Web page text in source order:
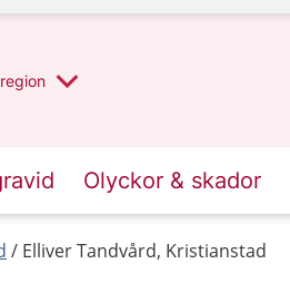
region
Olyckor & skador
Elliver Tandvård, Kristianstad